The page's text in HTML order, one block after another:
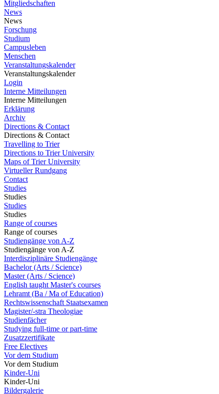
Mitgliedschaften
News
News
Forschung
Studium
Campusleben
Menschen
Veranstaltungskalender
Veranstaltungskalender
Login
Interne Mitteilungen
Interne Mitteilungen
Erklärung
Archiv
Directions & Contact
Directions & Contact
Travelling to Trier
Directions to Trier University
Maps of Trier University
Virtueller Rundgang
Contact
Studies
Studies
Studies
Studies
Range of courses
Range of courses
Studiengänge von A-Z
Studiengänge von A-Z
Interdisziplinäre Studiengänge
Bachelor (Arts / Science)
Master (Arts / Science)
English taught Master's courses
Lehramt (Ba / Ma of Education)
Rechtswissenschaft Staatsexamen
Magister/-stra Theologiae
Studienfächer
Studying full-time or part-time
Zusatzzertifikate
Free Electives
Vor dem Studium
Vor dem Studium
Kinder-Uni
Kinder-Uni
Bildergalerie